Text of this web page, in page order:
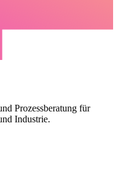
Prozessberatung für
Industrie.